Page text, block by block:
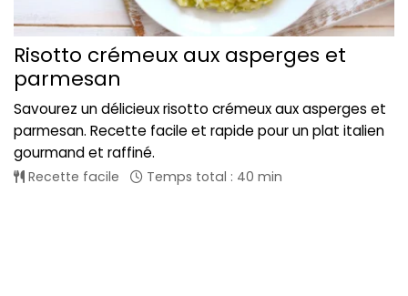
Risotto crémeux aux asperges et
parmesan
Savourez un délicieux risotto crémeux aux asperges et
parmesan. Recette facile et rapide pour un plat italien
gourmand et raffiné.
Recette facile Temps total : 40 min